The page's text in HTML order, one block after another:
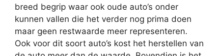
breed begrip waar ook oude auto’s onder
kunnen vallen die het verder nog prima doen
maar geen restwaarde meer representeren.
Ook voor dit soort auto’s kost het herstellen van